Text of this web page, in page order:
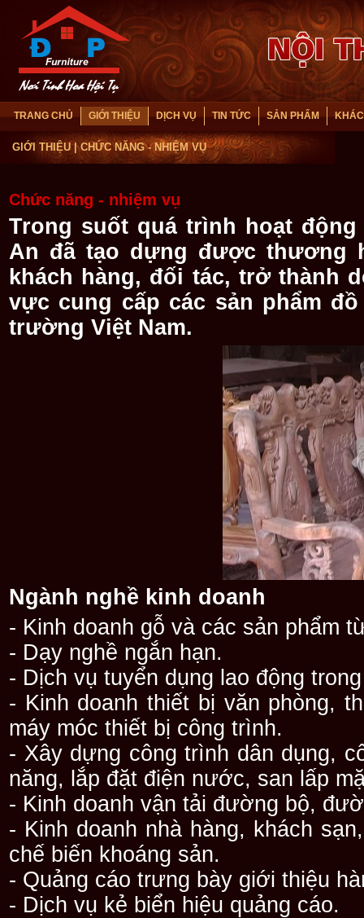
TRANG CHỦ GIỚI THIỆU DỊCH VỤ TIN TỨC SẢN PHẨM
GIỚI THIỆU| CHỨC NĂNG - NHIỆM VỤ
Chức năng - nhiệm vụ
Trong suốt quá trình hoạt
An đã tạo dựng được thương
khách hàng, đối tác, trở thành
vực cung cấp các sản phẩm
trường Việt Nam.
Ngành nghề kinh doanh
- Kinh doanh gỗ và các sản phẩm
- Dạy nghề ngắn hạn.
- Dịch vụ tuyển dụng lao động
- Kinh doanh thiết bị văn phòng,
máy móc thiết bị công trình.
- Xây dựng công trình dân dụng,
năng, lắp đặt điện nước, san lấp
- Kinh doanh vận tải đường bộ,
- Kinh doanh nhà hàng, khách
chế biến khoáng sản.
- Quảng cáo trưng bày giới thiệu
- Dịch vụ kẻ biển hiệu quảng cáo.